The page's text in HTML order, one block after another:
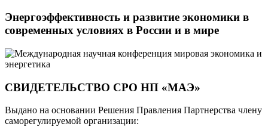
Энергоэффективность и развитие экономики в
современных условиях в России и в мире
СВИДЕТЕЛЬСТВО СРО НП «МАЭ»
Выдано на основании Решения Правления Партнерства члену
саморегулируемой организации: